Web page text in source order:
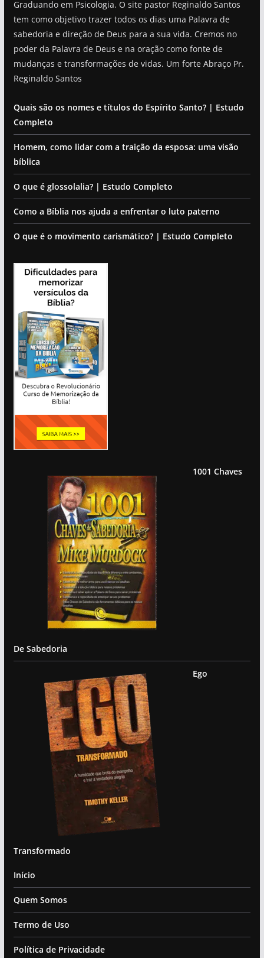
Graduando em Psicologia. O site pastor Reginaldo Santos
tem como objetivo trazer todos os dias uma Palavra de
sabedoria e direção de Deus para a sua vida. Cremos no
poder da Palavra de Deus e na oração como fonte de
mudanças e transformações de vidas. Um forte Abraço Pr.
Reginaldo Santos
Quais são os nomes e títulos do Espírito Santo? | Estudo
Completo
Homem, como lidar com a traição da esposa: uma visão
bíblica
O que é glossolalia? | Estudo Completo
Como a Bíblia nos ajuda a enfrentar o luto paterno
O que é o movimento carismático? | Estudo Completo
1001 Chaves
De Sabedoria
Ego
Transformado
Início
Quem Somos
Termo de Uso
Política de Privacidade